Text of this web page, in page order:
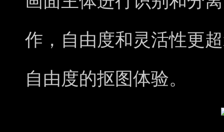
作，自由度和灵活性更
自由度的抠图体验。